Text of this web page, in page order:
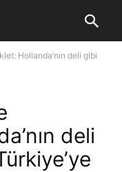
Hollanda’nın deli gibi
deli